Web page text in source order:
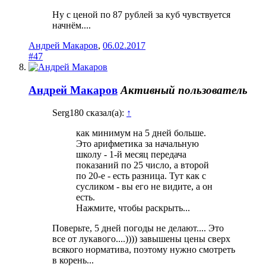
Ну с ценой по 87 рублей за куб чувствуется
начнём....
Андрей Макаров, 06.02.2017
#47
Андрей Макаров Активный пользователь
Serg180 сказал(а): ↑
как минимум на 5 дней больше.
Это арифметика за начальную
школу - 1-й месяц передача
показаний по 25 число, а второй
по 20-е - есть разница. Тут как с
сусликом - вы его не видите, а он
есть.
Нажмите, чтобы раскрыть...
Поверьте, 5 дней погоды не делают.... Это
все от лукавого....)))) завышены цены сверх
всякого норматива, поэтому нужно смотреть
в корень...